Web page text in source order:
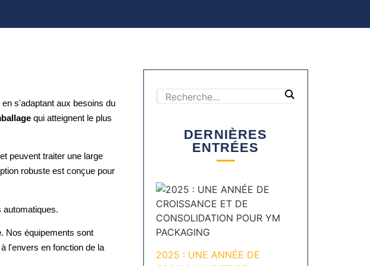
s'adaptant aux besoins du
qui atteignent le plus
peuvent traiter une large
robuste est conçue pour
automatiques.
. Nos équipements sont
l'envers en fonction de la
DERNIÈRES
ENTRÉES
2025 : UNE ANNÉE DE